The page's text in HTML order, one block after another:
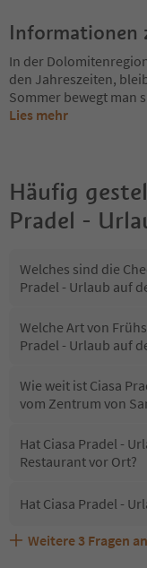
Informationen
In der
den Jahreszeiten,
Sommer bewegt man
Lies mehr
Häufig
Pradel -
Welches sind die
Pradel - Urlaub auf
Welche Art von
Pradel - Urlaub auf
Wie weit ist Ciasa
vom Zentrum von
Hat Ciasa Pradel -
Restaurant vor Ort?
Hat Ciasa Pradel -
Sind Haustiere in
Welche Services
Erhalten die Gäste
Weitere 3 Fragen